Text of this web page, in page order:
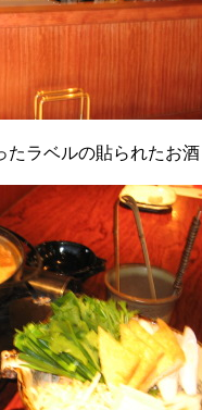
ラベルの貼られたお酒